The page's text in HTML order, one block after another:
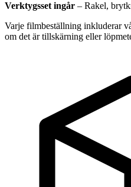
Verktygsset ingår – Rakel,
Varje filmbeställning inkluderar
om det är tillskärning eller